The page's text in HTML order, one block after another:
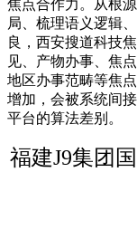
焦点合作力。从根
局、梳理语义逻辑
良，西安搜道科技
见、产物办事、焦
地区办事范畴等焦
增加，会被系统间
平台的算法差别。
福建J9集团